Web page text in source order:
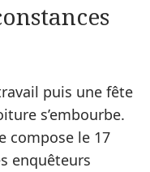
puis une fête
s’embourbe.
compose le 17
enquêteurs